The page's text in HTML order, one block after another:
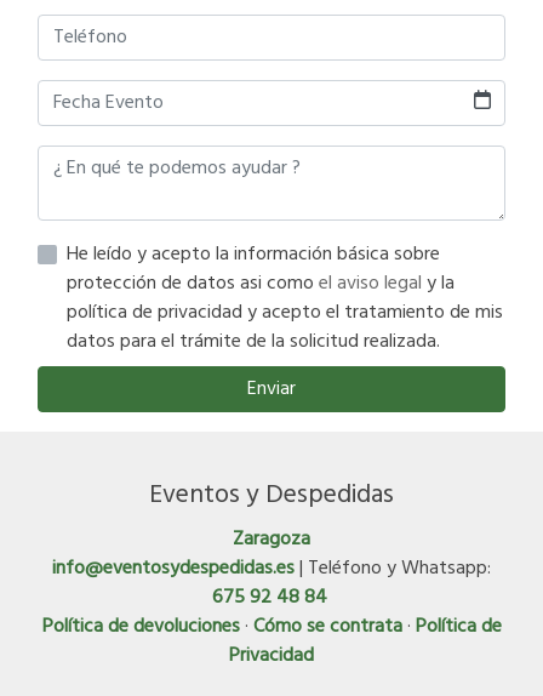
He leído y acepto la información básica sobre
protección de datos asi comoel aviso legaly la
política de privacidad y acepto el tratamiento de mis
datos para el trámite de la solicitud realizada.
Enviar
Eventos y Despedidas
Zaragoza
info@eventosydespedidas.es| Teléfono y Whatsapp:
675 92 48 84
Política de devoluciones·Cómo se contrata·Política de
Privacidad